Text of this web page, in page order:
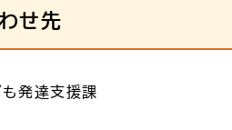
せ先
発達支援課